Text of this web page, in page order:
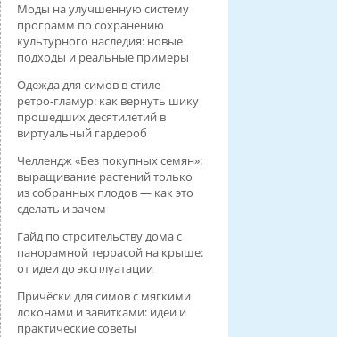
Моды на улучшенную систему
программ по сохранению
культурного наследия: новые
подходы и реальные примеры
Одежда для симов в стиле
ретро‑гламур: как вернуть шику
прошедших десятилетий в
виртуальный гардероб
Челлендж «Без покупных семян»:
выращивание растений только
из собранных плодов — как это
сделать и зачем
Гайд по строительству дома с
панорамной террасой на крыше:
от идеи до эксплуатации
Причёски для симов с мягкими
локонами и завитками: идеи и
практические советы